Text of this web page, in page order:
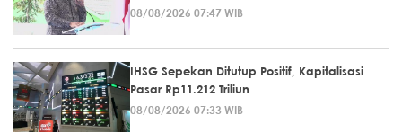
08/08/2026 07:47 WIB
IHSG Sepekan Ditutup Positif, Kapitalisasi
Pasar Rp11.212 Triliun
08/08/2026 07:33 WIB